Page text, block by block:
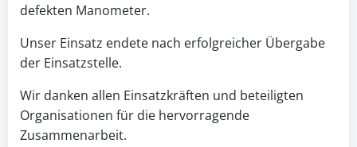
defekten Manometer.
Unser Einsatz endete nach erfolgreicher Übergabe
der Einsatzstelle.
Wir danken allen Einsatzkräften und beteiligten
Organisationen für die hervorragende
Zusammenarbeit.